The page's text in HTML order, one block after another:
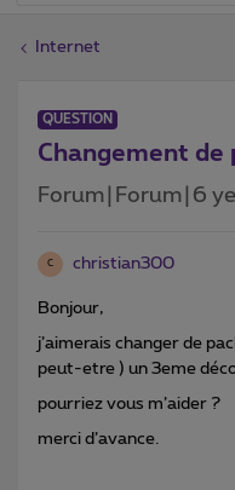
Internet
QUESTION
Changement de
Forum|Forum|6
C christian300
Bonjour,
j’aimerais changer de
peut-etre ) un 3eme
pourriez vous m’aider ?
merci d’avance.